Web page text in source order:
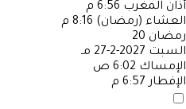
أذان المغرب 6:56 م
العشاء (رمضان) 8:16 م
رمضان 20
السبت 2027-2-27 مـ
الإمساك 6:02 ص
الإفطار 6:57 م